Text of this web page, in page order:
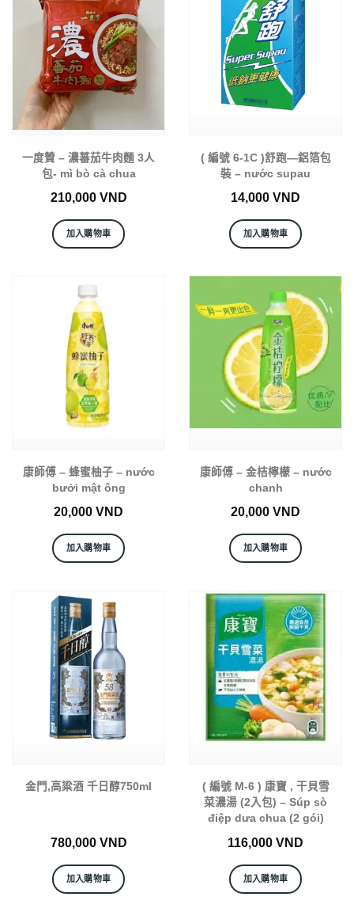
一度贊 – 濃蕃茄牛肉麵 3人
包- mì bò cà chua
210,000 VND
加入購物車
( 編號 6-1C )舒跑—鋁箔包
裝 – nước supau
14,000 VND
加入購物車
康師傅 – 蜂蜜柚子 – nước
bưởi mật ông
20,000 VND
加入購物車
康師傅 – 金桔檸檬 – nước
chanh
20,000 VND
加入購物車
金門,高粱酒 千日醇750ml
780,000 VND
加入購物車
( 編號 M-6 ) 康寶 , 干貝雪
菜濃湯 (2入包) – Súp sò
điệp dưa chua (2 gói)
116,000 VND
加入購物車